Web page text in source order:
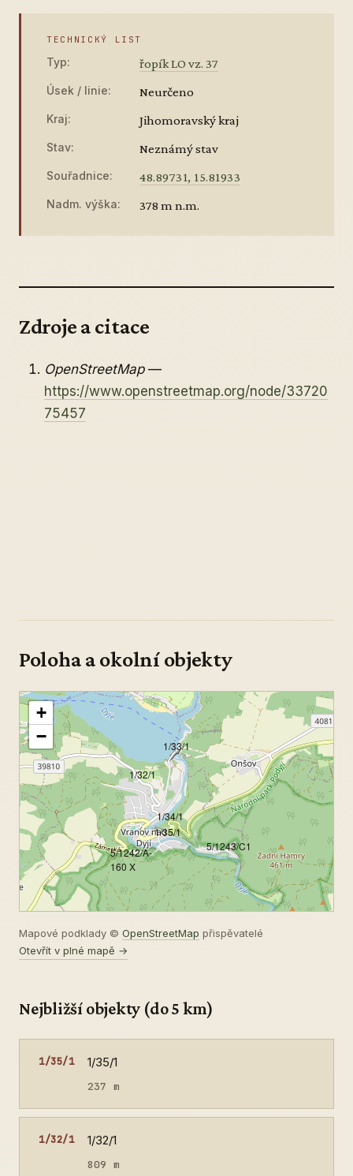
TECHNICKÝ LIST
Typ: řopík LO vz. 37
Úsek / linie: Neurčeno
Kraj: Jihomoravský kraj
Stav: Neznámý stav
Souřadnice: 48.89731, 15.81933
Nadm. výška: 378 m n.m.
Zdroje a citace
OpenStreetMap—
https://www.openstreetmap.org/node/33720
75457
Poloha a okolní objekty
1/34/1
1/35/1
1/32/1
5/1243/C1
5/1242/A-
160 X
1/33/1
+
−
Mapové podklady © OpenStreetMap přispěvatelé
Otevřít v plné mapě →
Nejbližší objekty (do 5 km)
1/35/1 1/35/1
237 m
1/32/1 1/32/1
809 m